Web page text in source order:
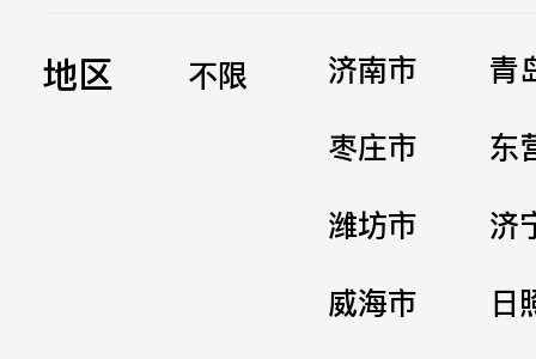
地区 不限 济南市
青
枣庄市
东
潍坊市
济
威海市
日